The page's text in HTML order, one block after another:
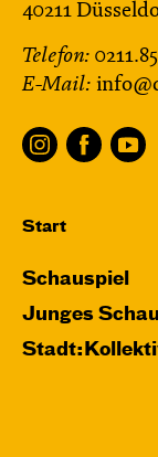
40211
Telefon:
E-Mail:
Start
Schauspiel
Junges